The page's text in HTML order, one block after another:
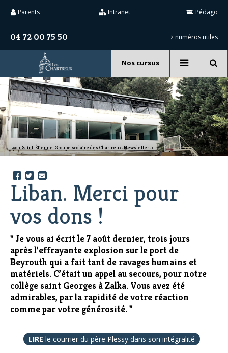
contenu.
|
personnels
Nos cursus
04 72 00 75 50 numéros utiles
Parents Intranet Pédago
Recherche
avancée…
Lyon. Saint-Étienne. Groupe scolaire des Chartreux. Newsletter 5
Liban. Merci pour
vos dons !
" Je vous ai écrit le 7 août dernier, trois jours
après l’effrayante explosion sur le port de
Beyrouth qui a fait tant de ravages humains et
matériels. C’était un appel au secours, pour notre
collège saint Georges à Zalka. Vous avez été
admirables, par la rapidité de votre réaction
comme par votre générosité. "
LIRE le courrier du père Plessy dans son intégralité